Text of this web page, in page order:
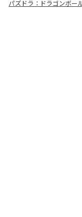
パズドラ：ドラゴンボー